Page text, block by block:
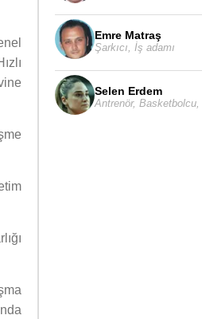
Emre Matraş
Şarkıcı İş adamı
Selen Erdem
Antrenör, Basketbolcu